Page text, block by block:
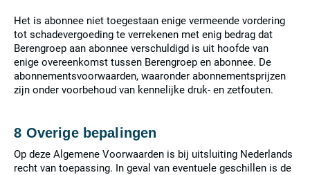
Het is abonnee niet toegestaan enige vermeende vordering
tot schadevergoeding te verrekenen met enig bedrag dat
Berengroep aan abonnee verschuldigd is uit hoofde van
enige overeenkomst tussen Berengroep en abonnee. De
abonnementsvoorwaarden, waaronder abonnementsprijzen
zijn onder voorbehoud van kennelijke druk- en zetfouten.
8 Overige bepalingen
Op deze Algemene Voorwaarden is bij uitsluiting Nederlands
recht van toepassing. In geval van eventuele geschillen is de